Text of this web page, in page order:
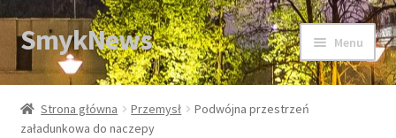
Przejdź
do
nawigacji
Przejdź
do
treści
SmykNews Menu
Strona główna
Strona główna Przemysł
Podwójna przestrzeń
załadunkowa do naczepy